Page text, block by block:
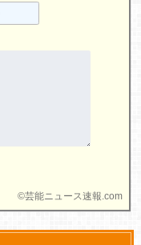
©芸能ニュース速報.com